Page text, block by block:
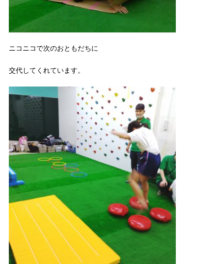
ニコニコで次のおともだちに
交代してくれています。